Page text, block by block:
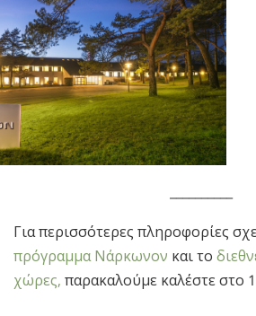
Για περισσότερες πληροφορίες
πρόγραμμα Νάρκωνον και το
χώρες, παρακαλούμε καλέστε στο